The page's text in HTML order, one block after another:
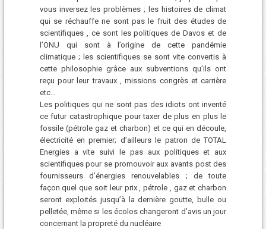
vous inversez les problèmes ; les histoires de climat
qui se réchauffe ne sont pas le fruit des études de
scientifiques , ce sont les politiques de Davos et de
l’ONU qui sont à l’origine de cette pandémie
climatique ; les scientifiques se sont vite convertis à
cette philosophie grâce aux subventions qu’ils ont
reçu pour leur travaux , missions congrès et carrière
etc…
Les politiques qui ne sont pas des idiots ont inventé
ce futur catastrophique pour taxer de plus en plus le
fossile (pétrole gaz et charbon) et ce qui en découle,
électricité en premier; d’ailleurs le patron de TOTAL
Energies a vite suivi le pas aux politiques et aux
scientifiques pour se promouvoir aux avants post des
fournisseurs d’énergies renouvelables ; de toute
façon quel que soit leur prix , pétrole , gaz et charbon
seront exploités jusqu’à la dernière goutte, bulle ou
pelletée, même si les écolos changeront d’avis un jour
concernant la propreté du nucléaire